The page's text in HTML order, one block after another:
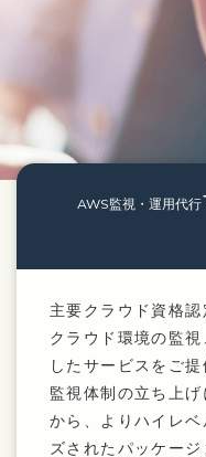
AWS監視・運用代行
主要クラウド資格認
クラウド環境の監
したサービスをご提
監視体制の立ち上
から、よりハイレ
ズされたパッケー